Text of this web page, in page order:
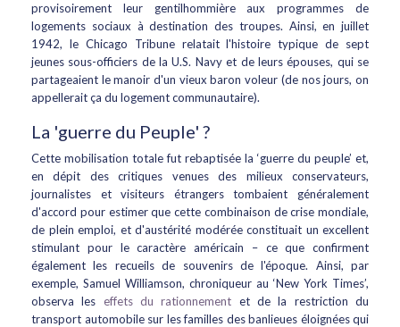
provisoirement leur gentilhommière aux programmes de
logements sociaux à destination des troupes. Ainsi, en juillet
1942, le Chicago Tribune relatait l'histoire typique de sept
jeunes sous-officiers de la U.S. Navy et de leurs épouses, qui se
partageaient le manoir d'un vieux baron voleur (de nos jours, on
appellerait ça du logement communautaire).
La 'guerre du Peuple' ?
Cette mobilisation totale fut rebaptisée la ‘guerre du peuple’ et,
en dépit des critiques venues des milieux conservateurs,
journalistes et visiteurs étrangers tombaient généralement
d'accord pour estimer que cette combinaison de crise mondiale,
de plein emploi, et d'austérité modérée constituait un excellent
stimulant pour le caractère américain – ce que confirment
également les recueils de souvenirs de l'époque. Ainsi, par
exemple, Samuel Williamson, chroniqueur au ‘New York Times’,
observa les effets du rationnement et de la restriction du
transport automobile sur les familles des banlieues éloignées qui